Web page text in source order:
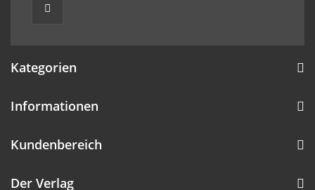
Kategorien
Informationen
Kundenbereich
Der Verlag